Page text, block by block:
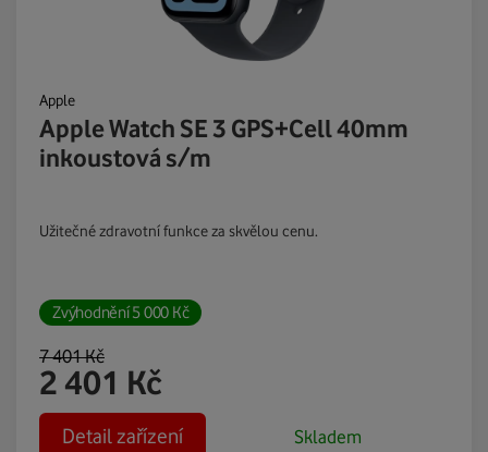
Apple
Apple Watch SE 3 GPS+Cell 40mm
inkoustová s/m
Užitečné zdravotní funkce za skvělou cenu.
Zvýhodnění5 000 Kč
7 401Kč
2 401 Kč
Detail zařízení Skladem